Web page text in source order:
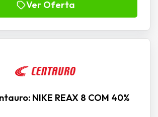
Ver Oferta
NIKE REAX 8 COM 40%